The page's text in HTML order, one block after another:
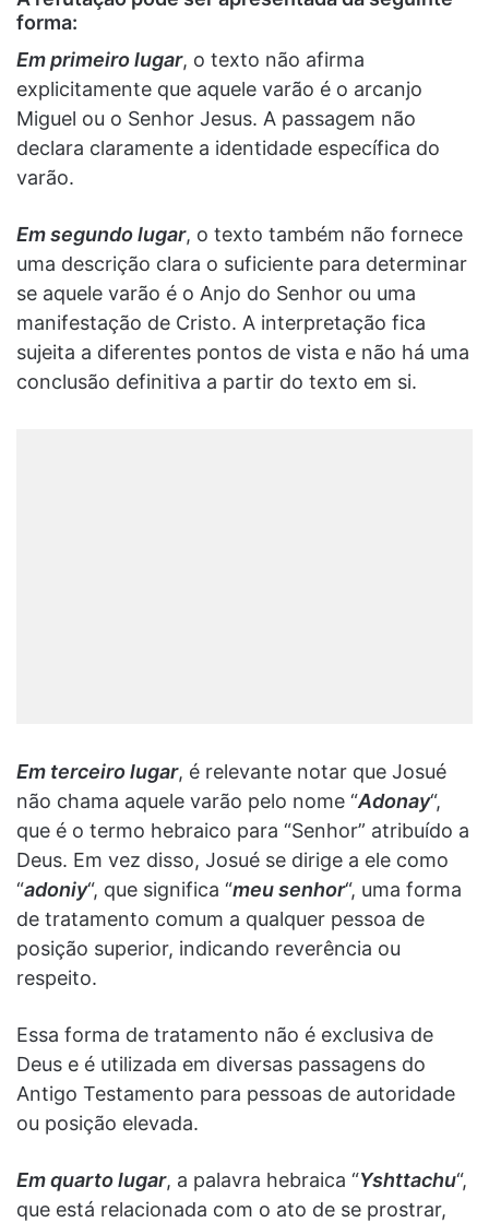
forma:
Em primeiro lugar, o texto não afirma
explicitamente que aquele varão é o arcanjo
Miguel ou o Senhor Jesus. A passagem não
declara claramente a identidade específica do
varão.
Em segundo lugar, o texto também não fornece
uma descrição clara o suficiente para determinar
se aquele varão é o Anjo do Senhor ou uma
manifestação de Cristo. A interpretação fica
sujeita a diferentes pontos de vista e não há uma
conclusão definitiva a partir do texto em si.
Em terceiro lugar, é relevante notar que Josué
não chama aquele varão pelo nome “Adonay“,
que é o termo hebraico para “Senhor” atribuído a
Deus. Em vez disso, Josué se dirige a ele como
“adoniy“, que significa “meu senhor“, uma forma
de tratamento comum a qualquer pessoa de
posição superior, indicando reverência ou
respeito.
Essa forma de tratamento não é exclusiva de
Deus e é utilizada em diversas passagens do
Antigo Testamento para pessoas de autoridade
ou posição elevada.
Em quarto lugar, a palavra hebraica “Yshttachu“,
que está relacionada com o ato de se prostrar,